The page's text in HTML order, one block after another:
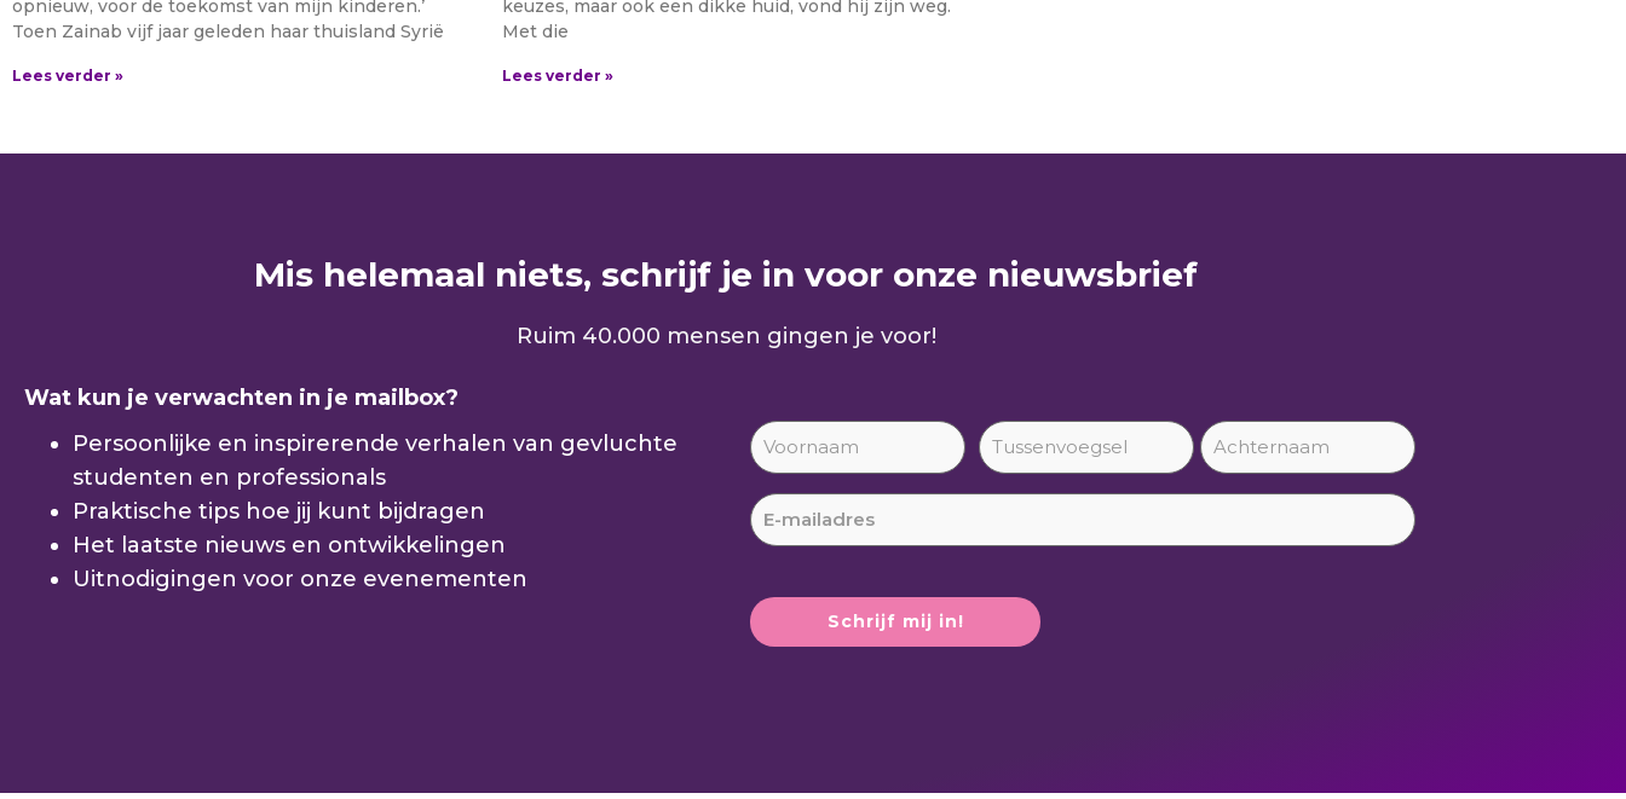
opnieuw, voor de toekomst van mijn kinderen.’
Toen Zainab vijf jaar geleden haar thuisland Syrië
Lees verder »
keuzes, maar ook een dikke huid, vond hij zijn weg.
Met die
Lees verder »
Mis helemaal niets, schrijf je in voor onze nieuwsbrief​
Ruim 40.000 mensen gingen je voor!
Wat kun je verwachten in je mailbox?
Persoonlijke en inspirerende verhalen van gevluchte
studenten en professionals
Praktische tips hoe jij kunt bijdragen
Het laatste nieuws en ontwikkelingen
Uitnodigingen voor onze evenementen